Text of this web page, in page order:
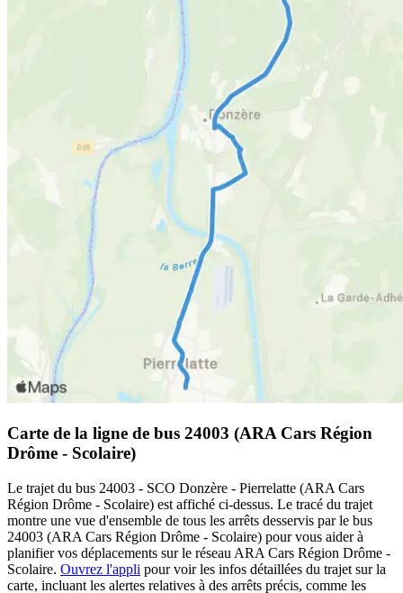
Carte de la ligne de bus 24003 (ARA Cars Région
Drôme - Scolaire)
Le trajet du bus 24003 - SCO Donzère - Pierrelatte (ARA Cars
Région Drôme - Scolaire) est affiché ci-dessus. Le tracé du trajet
montre une vue d'ensemble de tous les arrêts desservis par le bus
24003 (ARA Cars Région Drôme - Scolaire) pour vous aider à
planifier vos déplacements sur le réseau ARA Cars Région Drôme -
Scolaire. Ouvrez l'appli pour voir les infos détaillées du trajet sur la
carte, incluant les alertes relatives à des arrêts précis, comme les